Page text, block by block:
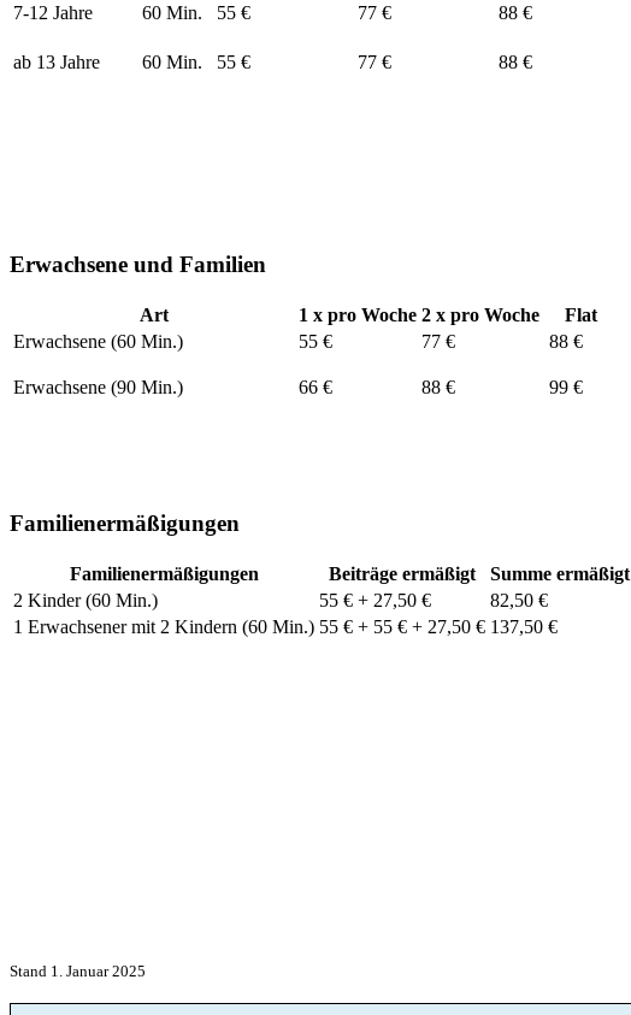
7-12 Jahre 60 Min. 55 € 77 € 88 €
ab 13 Jahre 60 Min. 55 € 77 € 88 €
Erwachsene und Familien
Art 1 x pro Woche 2 x pro Woche
Flat
Erwachsene (60 Min.)
55 € 77 € 88 €
Erwachsene (90 Min.) 66 € 88 € 99 €
Familienermäßigungen
Familienermäßigungen Beiträge ermäßigt
Summe ermäßigt
2 Kinder (60 Min.)
55 € + 27,50 €
82,50 €
1 Erwachsener mit 2 Kindern (60 Min.) 55 € + 55 € + 27,50 € 137,50 €
Stand 1. Januar 2025